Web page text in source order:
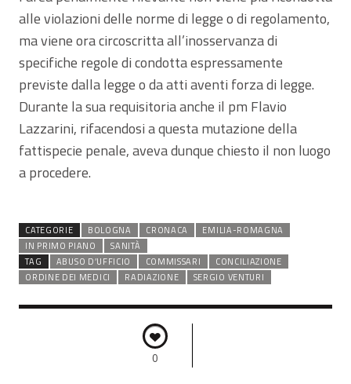
alle violazioni delle norme di legge o di regolamento,
ma viene ora circoscritta all’inosservanza di
specifiche regole di condotta espressamente
previste dalla legge o da atti aventi forza di legge.
Durante la sua requisitoria anche il pm Flavio
Lazzarini, rifacendosi a questa mutazione della
fattispecie penale, aveva dunque chiesto il non luogo
a procedere.
CATEGORIE BOLOGNA CRONACA
EMILIA-ROMAGNA
IN PRIMO PIANO
SANITÀ
TAG
ABUSO D’UFFICIO COMMISSARI
CONCILIAZIONE
ORDINE DEI MEDICI
RADIAZIONE SERGIO VENTURI
0